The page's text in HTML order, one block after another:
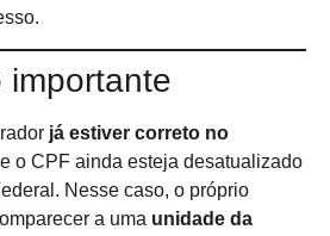
importante
já estiver correto no
o CPF ainda esteja desatualizado
Nesse caso, o próprio
a uma unidade da